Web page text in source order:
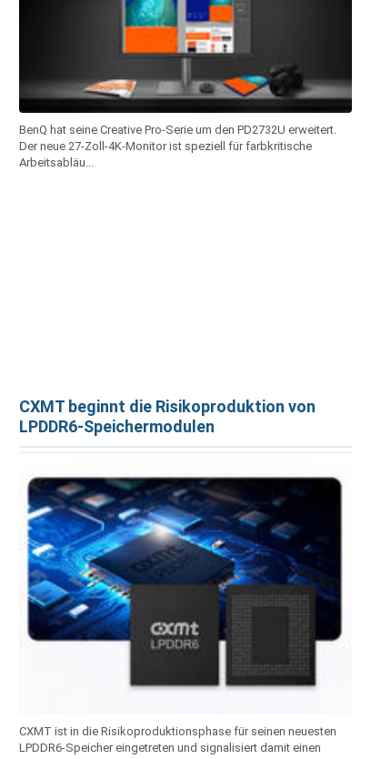
BenQ hat seine Creative Pro-Serie um den PD2732U erweitert.
Der neue 27-Zoll-4K-Monitor ist speziell für farbkritische
Arbeitsabläu...
CXMT beginnt die Risikoproduktion von
LPDDR6-Speichermodulen
CXMT ist in die Risikoproduktionsphase für seinen neuesten
LPDDR6-Speicher eingetreten und signalisiert damit einen